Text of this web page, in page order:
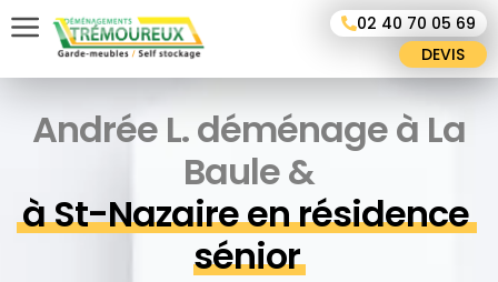
02 40 70 05 69
DEVIS
Andrée L. déménage à La
Baule &
à St-Nazaire en résidence
sénior
Panneau de gestion des cookies